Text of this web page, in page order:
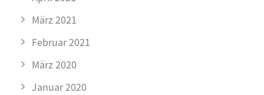
März 2021
Februar 2021
März 2020
Januar 2020